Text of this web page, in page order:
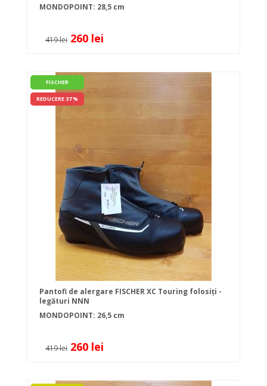
MONDOPOINT: 28,5 cm
419 lei 260 lei
FISCHER
REDUCERE 37 %
Pantofi de alergare FISCHER XC Touring folosiți -
legături NNN
MONDOPOINT: 26,5 cm
419 lei 260 lei